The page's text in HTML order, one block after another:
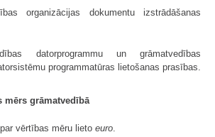
organizācijas dokumentu izstrādāšanas
datorprogrammu un grāmatvedības
programmatūras lietošanas prasības.
mērs grāmatvedībā
vērtības mēru lieto euro